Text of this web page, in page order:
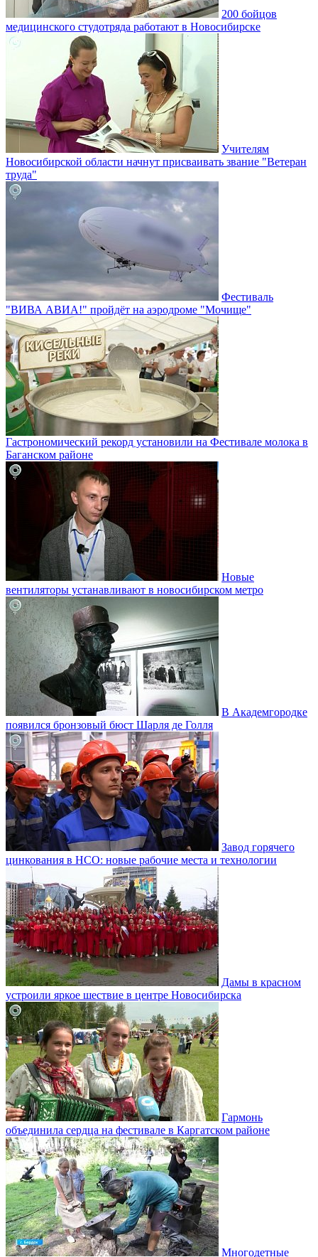
200 бойцов
медицинского студотряда работают в Новосибирске
Учителям
Новосибирской области начнут присваивать звание "Ветеран
труда"
Фестиваль
"ВИВА АВИА!" пройдёт на аэродроме "Мочище"
Гастрономический рекорд установили на Фестивале молока в
Баганском районе
Новые
вентиляторы устанавливают в новосибирском метро
В Академгородке
появился бронзовый бюст Шарля де Голля
Завод горячего
цинкования в НСО: новые рабочие места и технологии
Дамы в красном
устроили яркое шествие в центре Новосибирска
Гармонь
объединила сердца на фестивале в Каргатском районе
Многодетные